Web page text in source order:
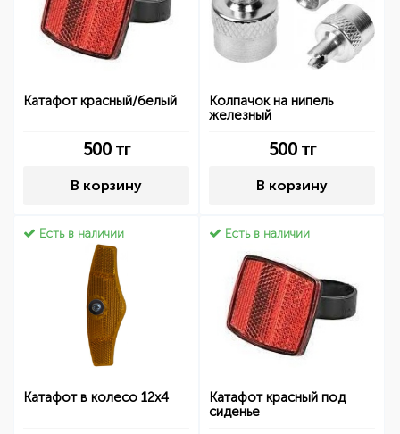
Катафот красный/белый
500тг
В корзину
Колпачок на нипель
железный
500тг
В корзину
Есть в наличии
Катафот в колесо 12х4
Есть в наличии
Катафот красный под
сиденье